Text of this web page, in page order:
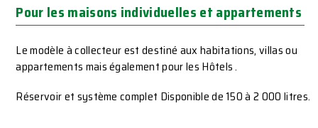
Pour les maisons individuelles et appartements
Le modèle à collecteur est destiné aux habitations, villas ou
appartements mais également pour les Hôtels .
Réservoir et système complet Disponible de 150 à 2 000 litres.